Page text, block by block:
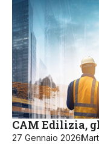
CAM Edilizia,
27 Gennaio 2026